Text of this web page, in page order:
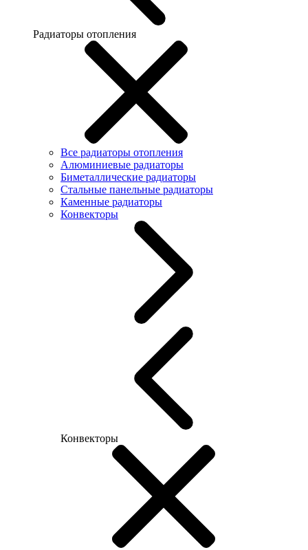
Радиаторы отопления
Все радиаторы отопления
Алюминиевые радиаторы
Биметаллические радиаторы
Стальные панельные радиаторы
Каменные радиаторы
Конвекторы
Конвекторы